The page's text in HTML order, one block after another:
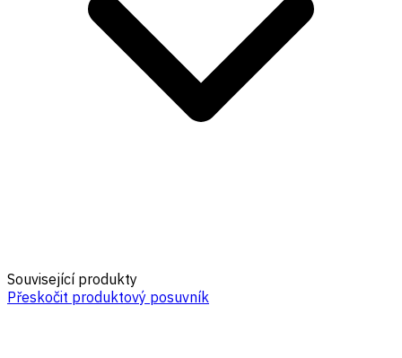
Související produkty
Přeskočit produktový posuvník